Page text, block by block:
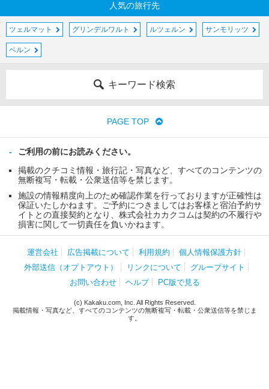
人気の旅行先
ツェルマット グリンデルワルト ルツェルン サンモリッツ
ベルン
キーワード検索
PAGE TOP
ご利用の前にお読みください。
掲載のクチコミ情報・旅行記・写真など、すべてのコンテンツの
無断複写・転載・公衆送信等を禁じます。
施設の情報精度向上のため確認作業を行っておりますが正確性は
保証いたしかねます。ご予約につきましてはお客様と宿泊予約サ
イトとの直接契約となり、株式会社カカクコムは契約の不履行や
損害に関して一切責任を負いかねます。
運営会社 広告掲載について 利用規約
個人情報保護方針
外部送信（オプトアウト）
リンクについて
グループサイト
お問い合わせ
ヘルプ PC版で見る
(c) Kakaku.com, Inc. All Rights Reserved.
掲載情報・写真など、すべてのコンテンツの無断複写・転載・公衆送信等を禁じま
す。